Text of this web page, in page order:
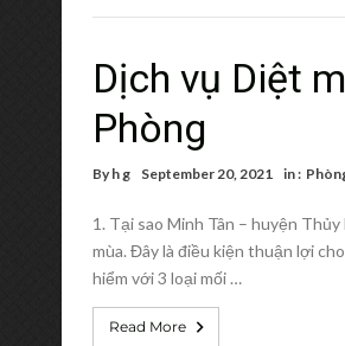
Dịch vụ Diệt
Phòng
By h g September 20, 2021 in :
1. Tại sao Minh Tân – huyện
mùa. Đây là điều kiện thuận lợi
hiểm với 3 loại mối …
Read More